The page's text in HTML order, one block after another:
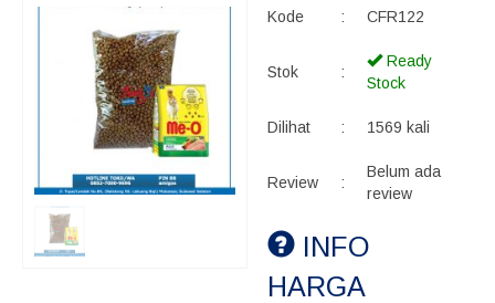
Kode : CFR122
Stok :
Ready
Stock
Dilihat : 1569 kali
Review :
Belum ada
review
INFO
HARGA